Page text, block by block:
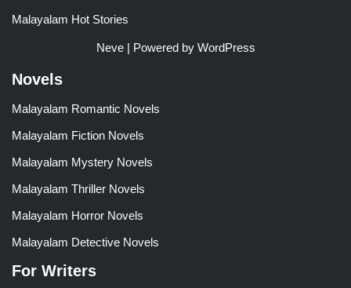
Malayalam Hot Stories
Neve| Powered by WordPress
Novels
Malayalam Romantic Novels
Malayalam Fiction Novels
Malayalam Mystery Novels
Malayalam Thriller Novels
Malayalam Horror Novels
Malayalam Detective Novels
For Writers